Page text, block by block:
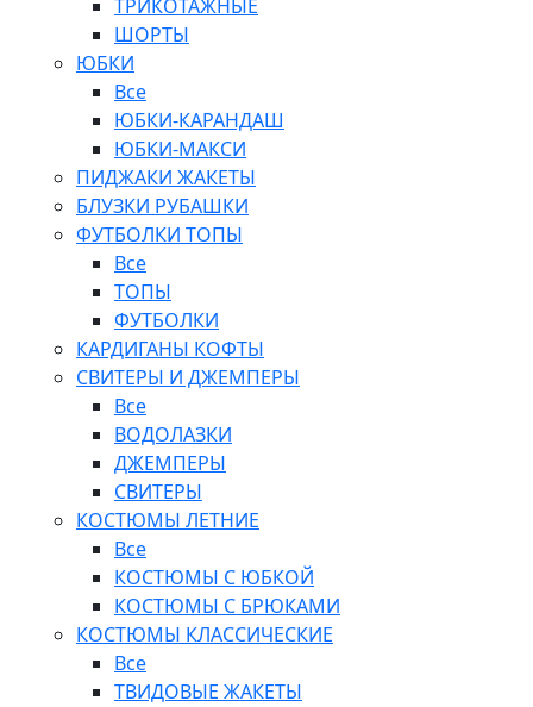
ТРИКОТАЖНЫЕ
ШОРТЫ
ЮБКИ
Все
ЮБКИ-КАРАНДАШ
ЮБКИ-МАКСИ
ПИДЖАКИ ЖАКЕТЫ
БЛУЗКИ РУБАШКИ
ФУТБОЛКИ ТОПЫ
Все
ТОПЫ
ФУТБОЛКИ
КАРДИГАНЫ КОФТЫ
СВИТЕРЫ И ДЖЕМПЕРЫ
Все
ВОДОЛАЗКИ
ДЖЕМПЕРЫ
СВИТЕРЫ
КОСТЮМЫ ЛЕТНИЕ
Все
КОСТЮМЫ С ЮБКОЙ
КОСТЮМЫ С БРЮКАМИ
КОСТЮМЫ КЛАССИЧЕСКИЕ
Все
ТВИДОВЫЕ ЖАКЕТЫ